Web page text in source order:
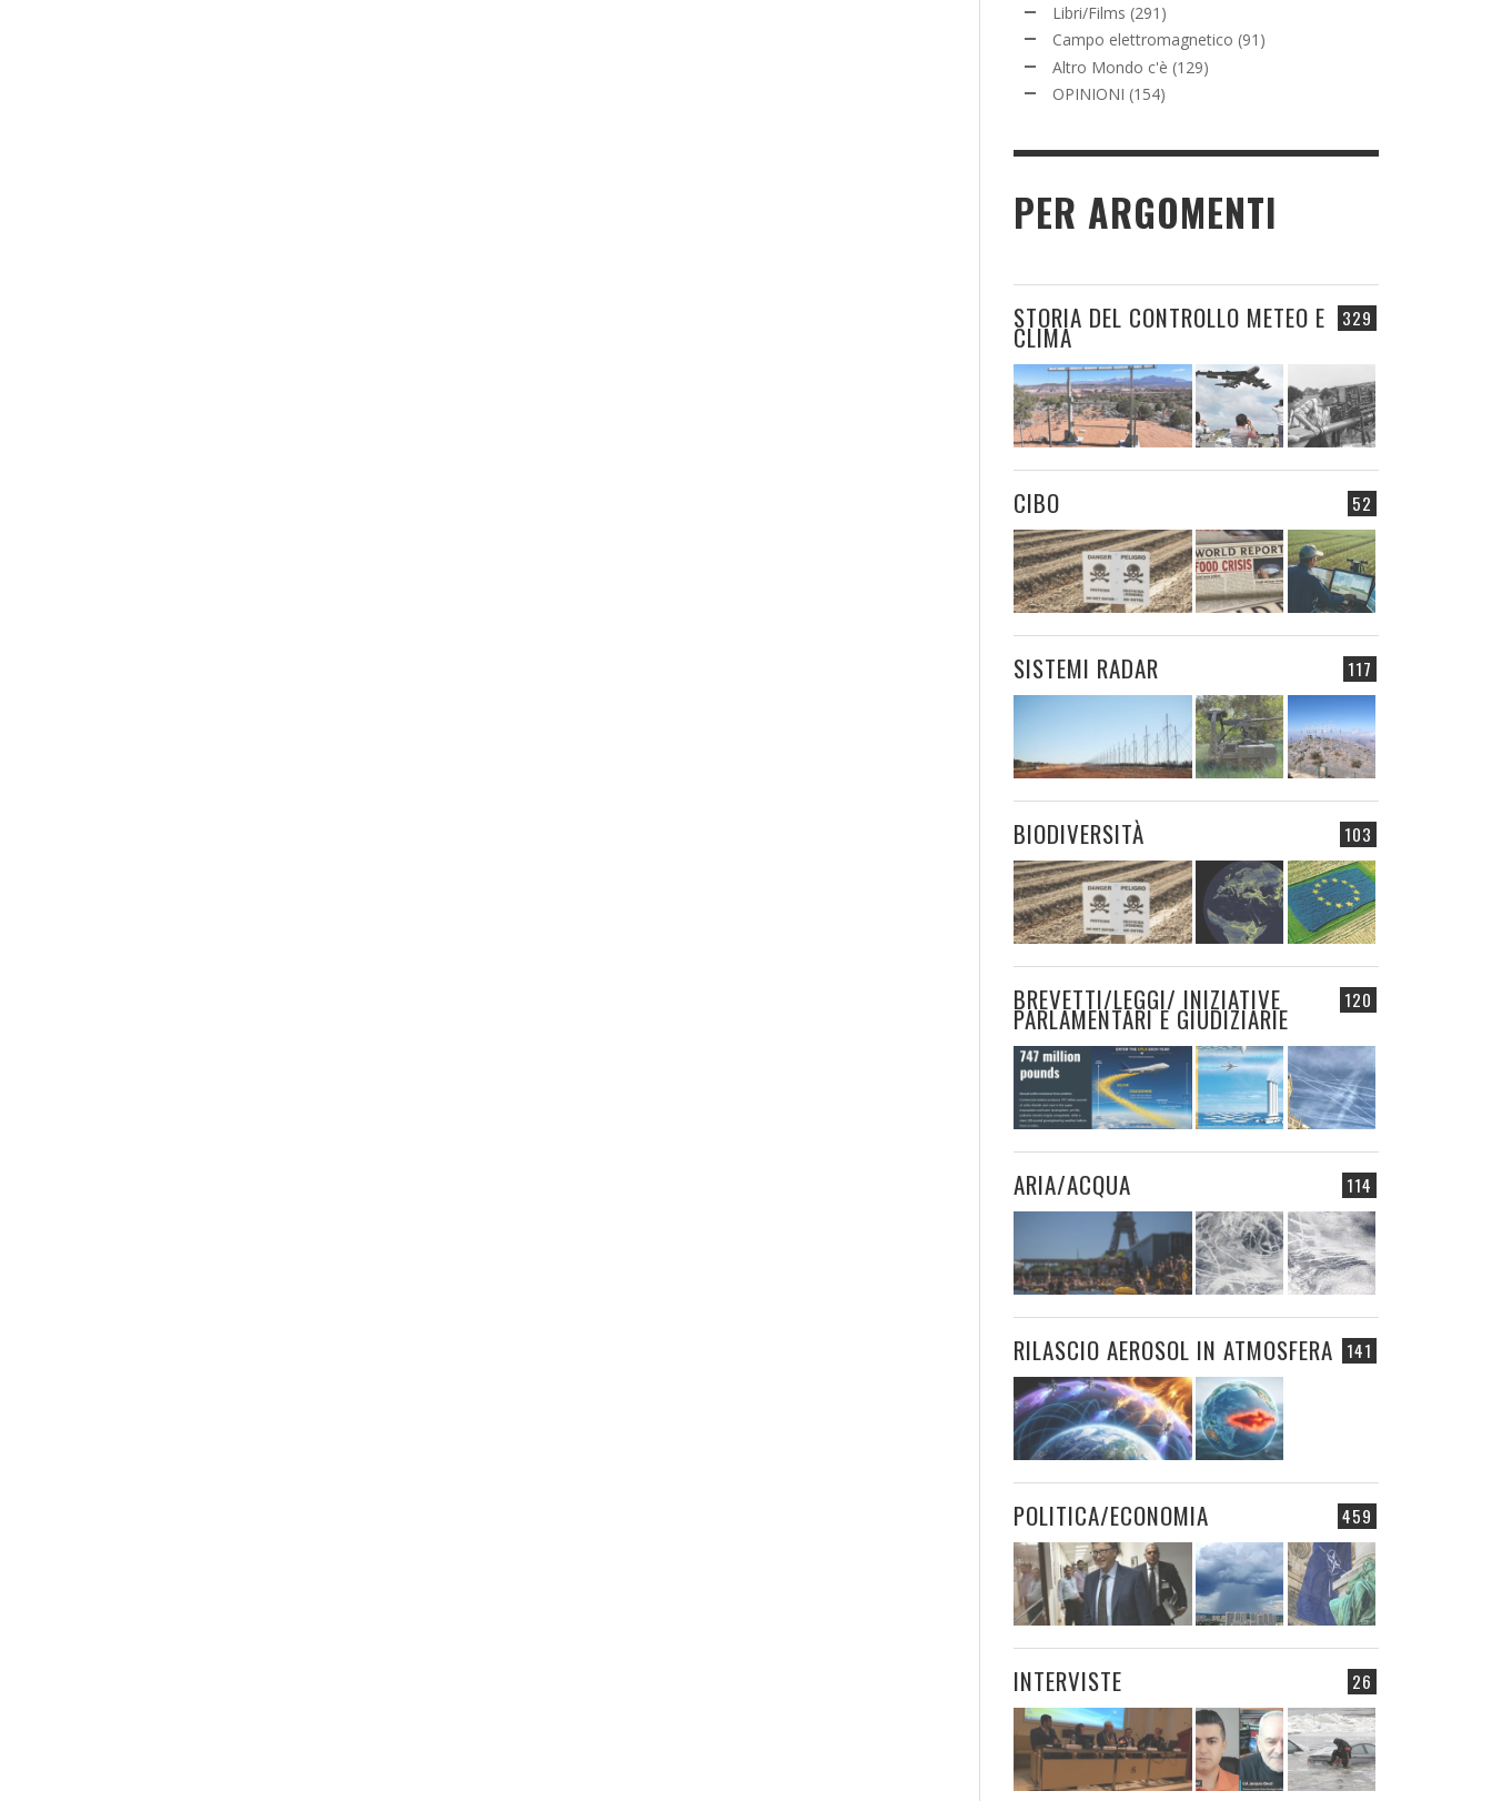
Libri/Films (291)
Campo elettromagnetico (91)
Altro Mondo c'è (129)
OPINIONI (154)
PER ARGOMENTI
329
STORIA DEL CONTROLLO METEO E
CLIMA
52
CIBO
117
SISTEMI RADAR
103
BIODIVERSITÀ
120
BREVETTI/LEGGI/ INIZIATIVE
PARLAMENTARI E GIUDIZIARIE
114
ARIA/ACQUA
141
RILASCIO AEROSOL IN ATMOSFERA
459
POLITICA/ECONOMIA
26
INTERVISTE